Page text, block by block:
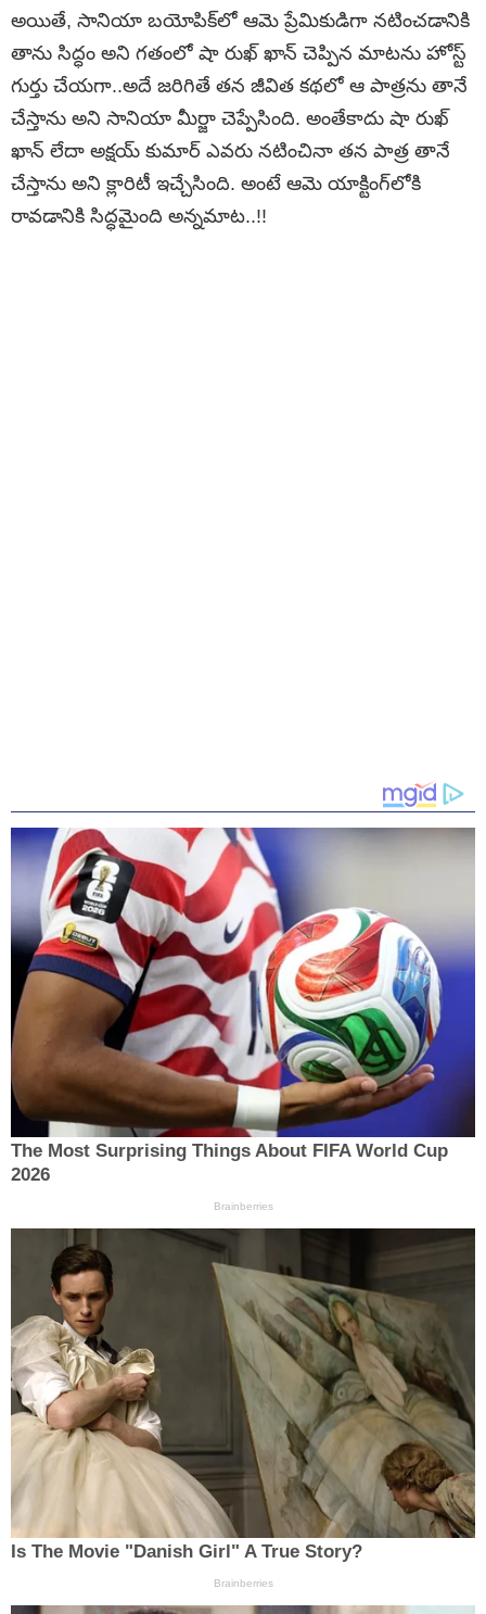
అయితే, సానియా బయోపిక్‌లో ఆమె ప్రేమికుడిగా నటించడానికి
తాను సిద్ధం అని గతంలో షా రుఖ్‌ ఖాన్‌ చెప్పిన మాటను హోస్ట్‌
గుర్తు చేయగా..అదే జరిగితే తన జీవిత కథలో ఆ పాత్రను తానే
చేస్తాను అని సానియా మీర్జా చెప్పేసింది. అంతేకాదు షా రుఖ్‌
ఖాన్‌ లేదా అక్షయ్‌ కుమార్‌ ఎవరు నటించినా తన పాత్ర తానే
చేస్తాను అని క్లారిటీ ఇచ్చేసింది. అంటే ఆమె యాక్టింగ్‌లోకి
రావడానికి సిద్ధమైంది అన్నమాట..!!